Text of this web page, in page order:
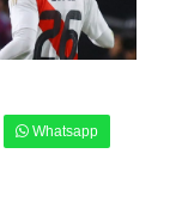
Whatsapp